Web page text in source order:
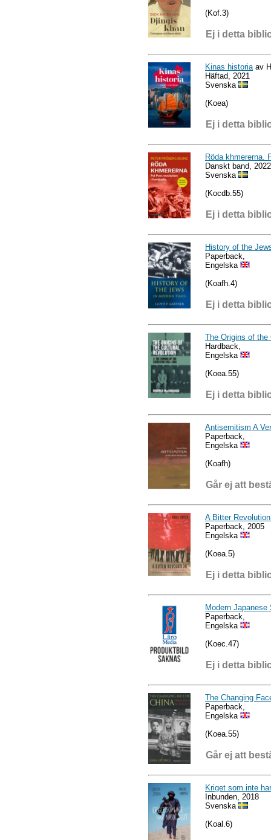
(Kof.3)
Ej i detta
Kinas historia av
Häftad, 2021
Svenska
(Koea)
Ej i detta
Röda khmererna.
Danskt band, 2022
Svenska
(Kocdb.55)
Ej i detta
History of the
Paperback,
Engelska
(Koafh.4)
Ej i detta
The Origins of the
Hardback,
Engelska
(Koea.55)
Ej i detta
Antisemitism A
Paperback,
Engelska
(Koafh)
Går ej att
A Bitter
Paperback, 2005
Engelska
(Koea.5)
Ej i detta
Modern
Paperback,
Engelska
(Koec.47)
Ej i detta
The Changing
Paperback,
Engelska
(Koea.55)
Går ej att
Kriget som inte
Inbunden, 2018
Svenska
(Koal.6)